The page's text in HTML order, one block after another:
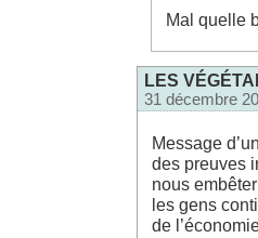
Mal quelle
LES
31 décembre
Message
des preuves
nous
les gens
de